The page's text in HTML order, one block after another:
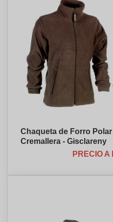
Chaqueta de Forro
Cremallera - Gisclareny
PRECIO A